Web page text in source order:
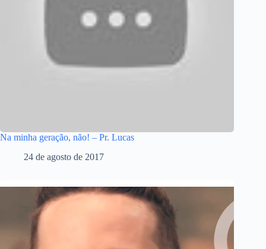
Na minha geração, não! – Pr. Lucas
24 de agosto de 2017